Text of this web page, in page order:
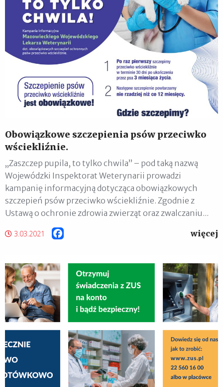
Obowiązkowe szczepienia psów przeciwko
wściekliźnie.
„Zaszczep pupila, to tylko chwila” – pod taką nazwą
Wojewódzki Inspektorat Weterynarii prowadzi
kampanię informacyjną dotycząca obowiązkowych
szczepień psów przeciwko wściekliźnie. Zgodnie z
Ustawą o ochronie zdrowia zwierząt oraz zwalczaniu...
3.03.2021 więcej